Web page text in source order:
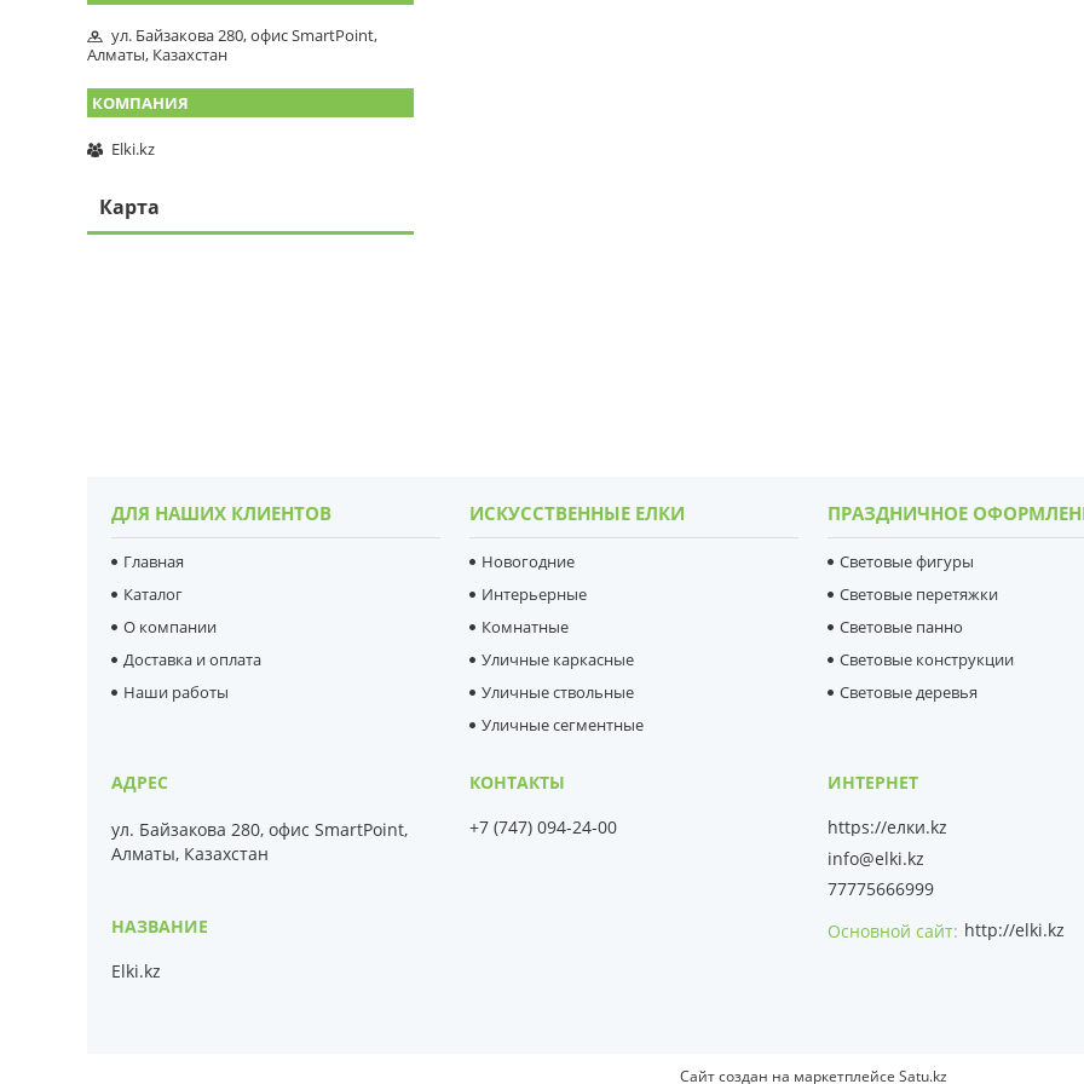
ул. Байзакова 280, офис SmartPoint,
Алматы, Казахстан
Elki.kz
Карта
ДЛЯ НАШИХ КЛИЕНТОВ
Главная
Каталог
О компании
Доставка и оплата
Наши работы
ИСКУССТВЕННЫЕ ЕЛКИ
Новогодние
Интерьерные
Комнатные
Уличные каркасные
Уличные ствольные
Уличные сегментные
ПРАЗДНИЧНОЕ
Световые фигуры
Световые перетяжки
Световые панно
Световые конструкции
Световые деревья
ул. Байзакова 280, офис SmartPoint,
Алматы, Казахстан
Elki.kz
+7 (747) 094-24-00
https://елки.kz
info@elki.kz
77775666999
Основной сайт http://elki.kz
Сайт создан на маркетплейсе Satu.kz